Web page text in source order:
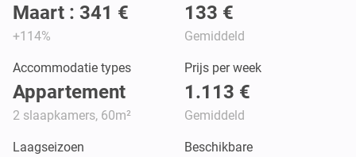
Maart : 341 €
+114%
133 €
Gemiddeld
Accommodatie types
Appartement
2 slaapkamers, 60m²
Prijs per week
1.113 €
Gemiddeld
Laagseizoen
Beschikbare